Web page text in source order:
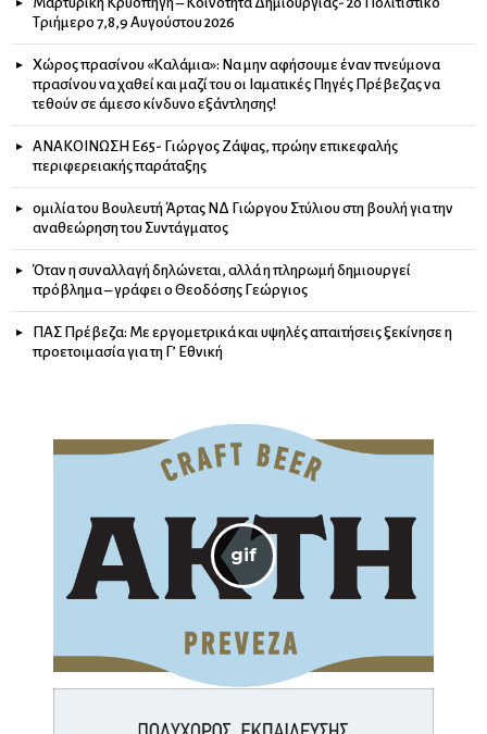
Τριήμερο 7,8,9 Αυγούστου 2026
Χώρος πρασίνου «Καλάμια»: Να μην αφήσουμε έναν πνεύμονα
πρασίνου να χαθεί και μαζί του οι Ιαματικές Πηγές Πρέβεζας να
τεθούν σε άμεσο κίνδυνο εξάντλησης!
ΑΝΑΚΟΙΝΩΣΗ Ε65- Γιώργος Ζάψας, πρώην επικεφαλής
περιφερειακής παράταξης
ομιλία του Βουλευτή Άρτας ΝΔ Γιώργου Στύλιου στη βουλή για την
αναθεώρηση του Συντάγματος
Όταν η συναλλαγή δηλώνεται, αλλά η πληρωμή δημιουργεί
πρόβλημα – γράφει ο Θεοδόσης Γεώργιος
ΠΑΣ Πρέβεζα: Με εργομετρικά και υψηλές απαιτήσεις ξεκίνησε η
προετοιμασία για τη Γ’ Εθνική